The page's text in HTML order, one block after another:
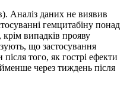
Аналіз даних не виявив
гемцитабіну понад
крім випадків прояву
що застосування
того, як гострі ефекти
через тиждень після